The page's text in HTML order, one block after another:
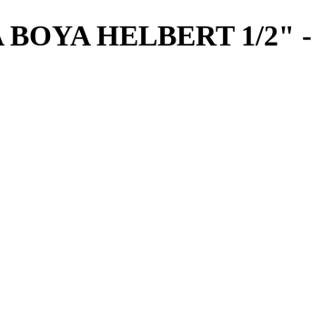
HELBERT 1/2"